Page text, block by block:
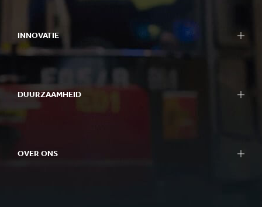
INNOVATIE
DUURZAAMHEID
OVER ONS